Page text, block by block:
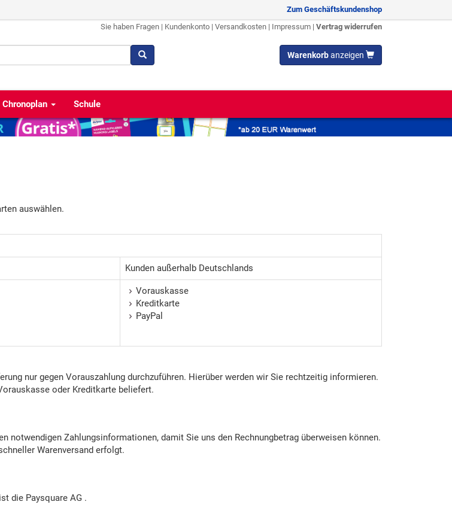
Zum Geschäftskundenshop
Sie haben Fragen | Kundenkonto | Versandkosten | Impressum | Vertrag widerrufen
Warenkorbanzeigen
Chronoplan Schule
auswählen.
Kunden außerhalb Deutschlands
Vorauskasse
Kreditkarte
PayPal
nur gegen Vorauszahlung durchzuführen. Hierüber werden wir Sie rechtzeitig informieren.
oder Kreditkarte beliefert.
notwendigen Zahlungsinformationen, damit Sie uns den Rechnungbetrag überweisen können.
Warenversand erfolgt.
die Paysquare AG .